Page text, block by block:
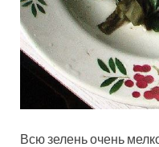
Всю зелень очень